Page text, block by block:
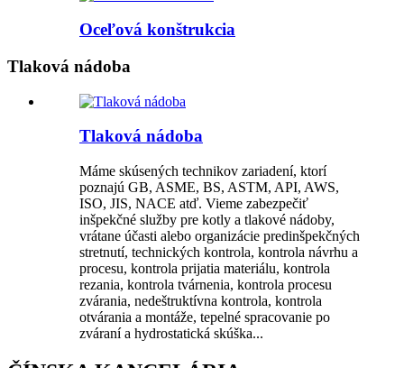
Oceľová konštrukcia
Tlaková nádoba
Tlaková nádoba
Máme skúsených technikov zariadení, ktorí
poznajú GB, ASME, BS, ASTM, API, AWS,
ISO, JIS, NACE atď. Vieme zabezpečiť
inšpekčné služby pre kotly a tlakové nádoby,
vrátane účasti alebo organizácie predinšpekčných
stretnutí, technických kontrola, kontrola návrhu a
procesu, kontrola prijatia materiálu, kontrola
rezania, kontrola tvárnenia, kontrola procesu
zvárania, nedeštruktívna kontrola, kontrola
otvárania a montáže, tepelné spracovanie po
zváraní a hydrostatická skúška...